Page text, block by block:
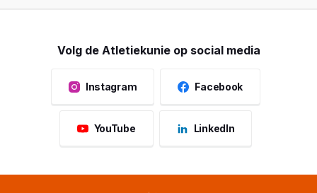
Volg de Atletiekunie op social media
Instagram Facebook
YouTube LinkedIn